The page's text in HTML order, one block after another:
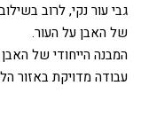
גבי עור נקי, לרוב
של האבן על העור.
המבנה הייחודי של
עבודה מדויקת באזור